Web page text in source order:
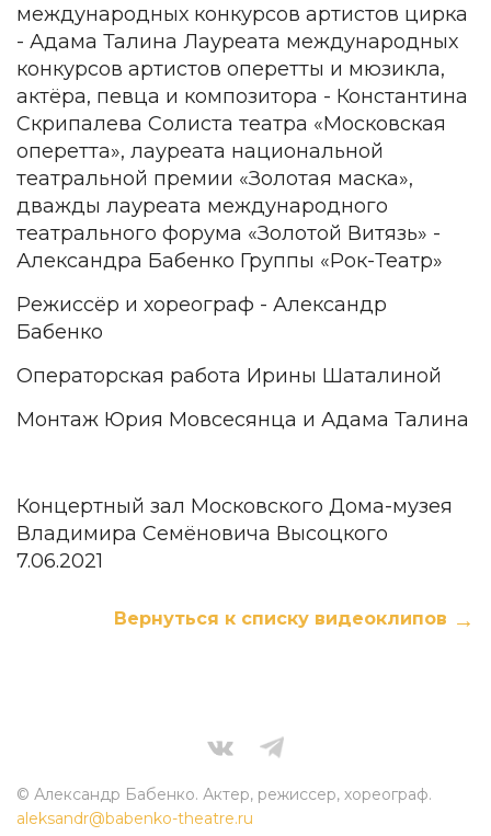
международных конкурсов артистов цирка
- Адама Талина Лауреата международных
конкурсов артистов оперетты и мюзикла,
актёра, певца и композитора - Константина
Скрипалева Солиста театра «Московская
оперетта», лауреата национальной
театральной премии «Золотая маска»,
дважды лауреата международного
театрального форума «Золотой Витязь» -
Александра Бабенко Группы «Рок-Театр»
Режиссёр и хореограф - Александр
Бабенко
Операторская работа Ирины Шаталиной
Монтаж Юрия Мовсесянца и Адама Талина
Концертный зал Московского Дома-музея
Владимира Семёновича Высоцкого
7.06.2021
Вернуться к списку видеоклипов
© Александр Бабенко. Актер, режиссер, хореограф.
aleksandr@babenko-theatre.ru